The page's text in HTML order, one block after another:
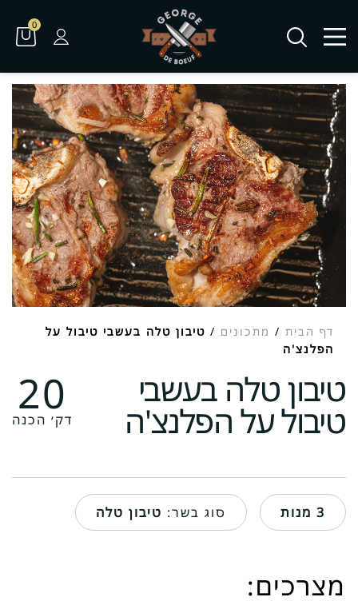
0
דף הבית / מתכונים / טיבון טלה בעשבי טיבול על
הפלנצ'ה
טיבון טלה בעשבי
טיבול על הפלנצ'ה
20
דק׳ הכנה
3 מנות סוג בשר: טיבון טלה
מצרכים: